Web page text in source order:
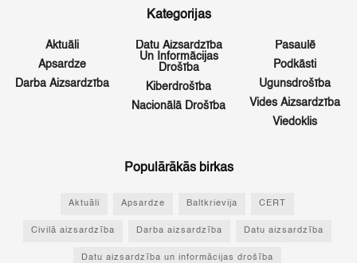
Kategorijas
Aktuāli
Apsardze
Darba Aizsardzība
Datu Aizsardzība
Un Informācijas
Drošība
Kiberdrošība
Nacionālā Drošība
Pasaulē
Podkāsti
Ugunsdrošība
Vides Aizsardzība
Viedoklis
Populārākās birkas
Aktuāli Apsardze Baltkrievija CERT
Civilā aizsardzība Darba aizsardzība Datu aizsardzība
Datu aizsardzība un informācijas drošība